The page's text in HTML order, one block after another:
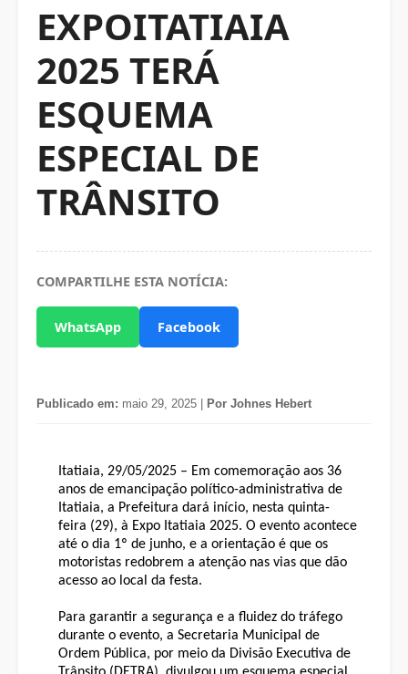
EXPOITATIAIA
2025 TERÁ
ESQUEMA
ESPECIAL DE
TRÂNSITO
COMPARTILHE ESTA NOTÍCIA:
WhatsApp Facebook
Publicado em: maio 29, 2025 | Por Johnes Hebert
Itatiaia, 29/05/2025 – Em comemoração aos 36
anos de emancipação político-administrativa de
Itatiaia, a Prefeitura dará início, nesta quinta-
feira (29), à Expo Itatiaia 2025. O evento acontece
até o dia 1º de junho, e a orientação é que os
motoristas redobrem a atenção nas vias que dão
acesso ao local da festa.
Para garantir a segurança e a fluidez do tráfego
durante o evento, a Secretaria Municipal de
Ordem Pública, por meio da Divisão Executiva de